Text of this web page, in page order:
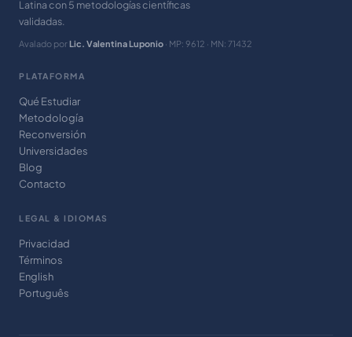
Latina con 5 metodologías científicas
validadas.
Avalado por Lic. Valentina Luponio · MP: 9612 · MN: 71432
PLATAFORMA
Qué Estudiar
Metodología
Reconversión
Universidades
Blog
Contacto
LEGAL & IDIOMAS
Privacidad
Términos
English
Português